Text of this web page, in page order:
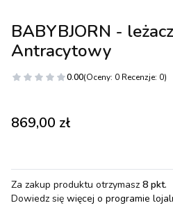
BABYBJORN -
Antracytowy
0.00(Oceny: 0 Recenzje: 0)
Cena
869,00 zł
Za zakup produktu otrzymasz 8 pkt.
Dowiedz się więcej o programie